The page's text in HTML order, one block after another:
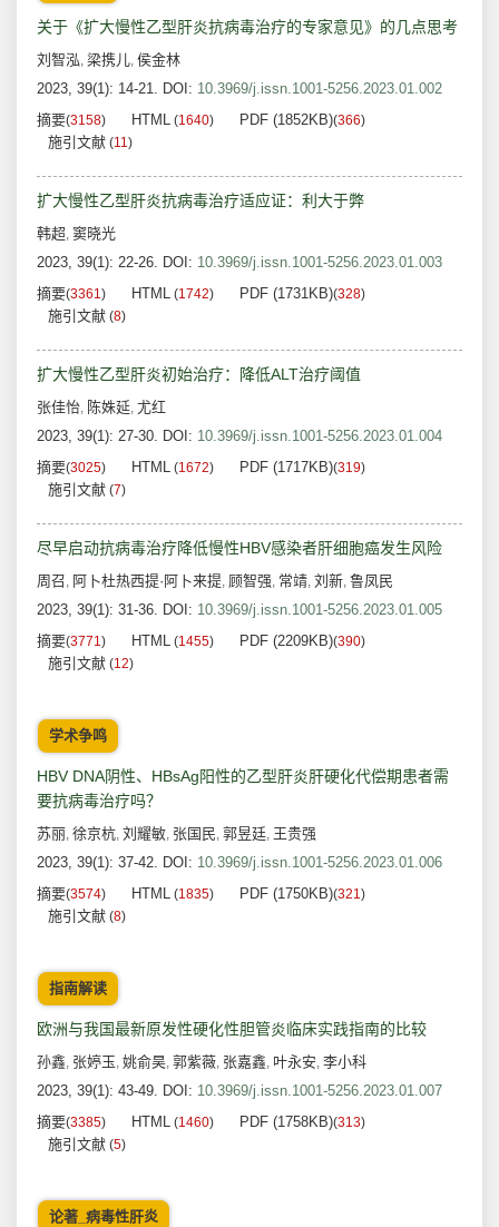
关于《扩大慢性乙型肝炎抗病毒治疗的专家意见》的几点思考
刘智泓, 梁携儿, 侯金林
2023, 39(1): 14-21. DOI: 10.3969/j.issn.1001-5256.2023.01.002
摘要(3158) HTML (1640) PDF (1852KB)(366)
施引文献 (11)
扩大慢性乙型肝炎抗病毒治疗适应证：利大于弊
韩超, 窦晓光
2023, 39(1): 22-26. DOI: 10.3969/j.issn.1001-5256.2023.01.003
摘要(3361) HTML (1742) PDF (1731KB)(328)
施引文献 (8)
扩大慢性乙型肝炎初始治疗：降低ALT治疗阈值
张佳怡, 陈姝延, 尤红
2023, 39(1): 27-30. DOI: 10.3969/j.issn.1001-5256.2023.01.004
摘要(3025) HTML (1672) PDF (1717KB)(319)
施引文献 (7)
尽早启动抗病毒治疗降低慢性HBV感染者肝细胞癌发生风险
周召, 阿卜杜热西提·阿卜来提, 顾智强, 常靖, 刘新, 鲁凤民
2023, 39(1): 31-36. DOI: 10.3969/j.issn.1001-5256.2023.01.005
摘要(3771) HTML (1455) PDF (2209KB)(390)
施引文献 (12)
学术争鸣
HBV DNA阴性、HBsAg阳性的乙型肝炎肝硬化代偿期患者需
要抗病毒治疗吗？
苏丽, 徐京杭, 刘耀敏, 张国民, 郭昱廷, 王贵强
2023, 39(1): 37-42. DOI: 10.3969/j.issn.1001-5256.2023.01.006
摘要(3574) HTML (1835) PDF (1750KB)(321)
施引文献 (8)
指南解读
欧洲与我国最新原发性硬化性胆管炎临床实践指南的比较
孙鑫, 张婷玉, 姚俞昊, 郭紫薇, 张嘉鑫, 叶永安, 李小科
2023, 39(1): 43-49. DOI: 10.3969/j.issn.1001-5256.2023.01.007
摘要(3385) HTML (1460) PDF (1758KB)(313)
施引文献 (5)
论著_病毒性肝炎